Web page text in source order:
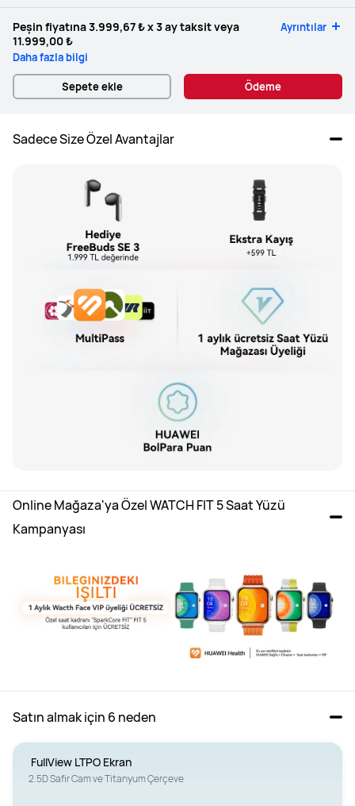
Peşin fiyatına3.999,67 ₺
x 3 ay taksit veya
11.999,00 ₺
Ayrıntılar
Daha fazla bilgi
Sepete ekle Ödeme
Sadece Size Özel Avantajlar
Online Mağaza'ya Özel WATCH FIT 5 Saat Yüzü
Kampanyası
Satın almak için 6 neden
FullView LTPO Ekran
2.5D Safir Cam ve Titanyum Çerçeve